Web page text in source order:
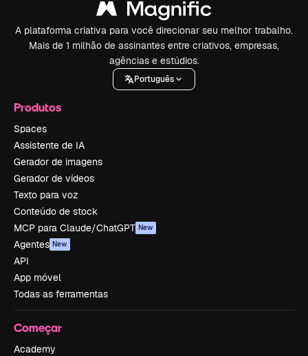
A plataforma criativa para você direcionar seu melhor trabalho.
Mais de 1 milhão de assinantes entre criativos, empresas,
agências e estúdios.
Português
Produtos
Spaces
Assistente de IA
Gerador de imagens
Gerador de vídeos
Texto para voz
Conteúdo de stock
MCP para Claude/ChatGPT New
Agentes New
API
App móvel
Todas as ferramentas
Começar
Academy